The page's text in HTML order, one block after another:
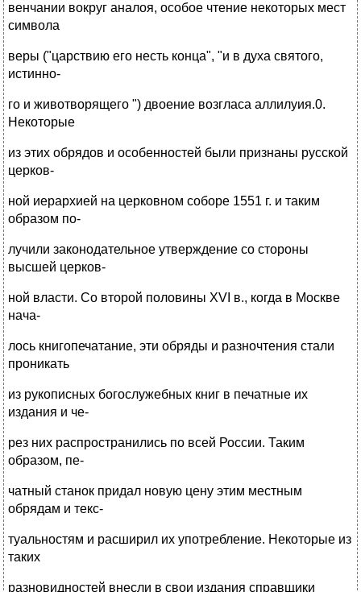
венчании вокруг аналоя, особое чтение некоторых мест
символа
веры ("царствию его несть конца", "и в духа святого,
истинно-
го и животворящего ") двоение возгласа аллилуия.0.
Некоторые
из этих обрядов и особенностей были признаны русской
церков-
ной иерархией на церковном соборе 1551 г. и таким
образом по-
лучили законодательное утверждение со стороны
высшей церков-
ной власти. Со второй половины XVI в., когда в Москве
нача-
лось книгопечатание, эти обряды и разночтения стали
проникать
из рукописных богослужебных книг в печатные их
издания и че-
рез них распространились по всей России. Таким
образом, пе-
чатный станок придал новую цену этим местным
обрядам и текс-
туальностям и расширил их употребление. Некоторые из
таких
разновидностей внесли в свои издания справщики